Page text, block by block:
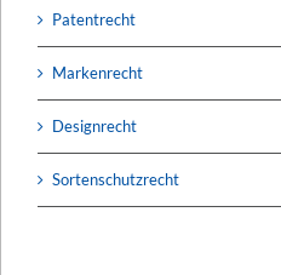
Patentrecht
Markenrecht
Designrecht
Sortenschutzrecht